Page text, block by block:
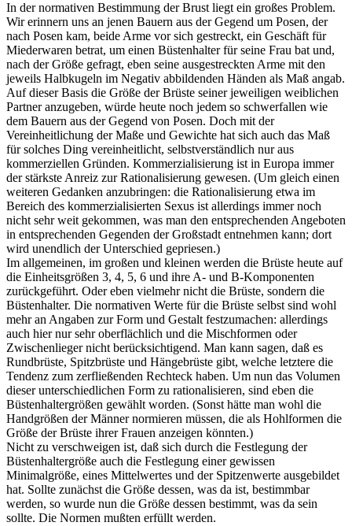
In der normativen Bestimmung der Brust liegt ein großes Problem.
Wir erinnern uns an jenen Bauern aus der Gegend um Posen, der
nach Posen kam, beide Arme vor sich gestreckt, ein Geschäft für
Miederwaren betrat, um einen Büstenhalter für seine Frau bat und,
nach der Größe gefragt, eben seine ausgestreckten Arme mit den
jeweils Halbkugeln im Negativ abbildenden Händen als Maß angab.
Auf dieser Basis die Größe der Brüste seiner jeweiligen weiblichen
Partner anzugeben, würde heute noch jedem so schwerfallen wie
dem Bauern aus der Gegend von Posen. Doch mit der
Vereinheitlichung der Maße und Gewichte hat sich auch das Maß
für solches Ding vereinheitlicht, selbstverständlich nur aus
kommerziellen Gründen. Kommerzialisierung ist in Europa immer
der stärkste Anreiz zur Rationalisierung gewesen. (Um gleich einen
weiteren Gedanken anzubringen: die Rationalisierung etwa im
Bereich des kommerzialisierten Sexus ist allerdings immer noch
nicht sehr weit gekommen, was man den entsprechenden Angeboten
in entsprechenden Gegenden der Großstadt entnehmen kann; dort
wird unendlich der Unterschied gepriesen.)
Im allgemeinen, im großen und kleinen werden die Brüste heute auf
die Einheitsgrößen 3, 4, 5, 6 und ihre A- und B-Komponenten
zurückgeführt. Oder eben vielmehr nicht die Brüste, sondern die
Büstenhalter. Die normativen Werte für die Brüste selbst sind wohl
mehr an Angaben zur Form und Gestalt festzumachen: allerdings
auch hier nur sehr oberflächlich und die Mischformen oder
Zwischenlieger nicht berücksichtigend. Man kann sagen, daß es
Rundbrüste, Spitzbrüste und Hängebrüste gibt, welche letztere die
Tendenz zum zerfließenden Rechteck haben. Um nun das Volumen
dieser unterschiedlichen Form zu rationalisieren, sind eben die
Büstenhaltergrößen gewählt worden. (Sonst hätte man wohl die
Handgrößen der Männer normieren müssen, die als Hohlformen die
Größe der Brüste ihrer Frauen anzeigen könnten.)
Nicht zu verschweigen ist, daß sich durch die Festlegung der
Büstenhaltergröße auch die Festlegung einer gewissen
Minimalgröße, eines Mittelwertes und der Spitzenwerte ausgebildet
hat. Sollte zunächst die Größe dessen, was da ist, bestimmbar
werden, so wurde nun die Größe dessen bestimmt, was da sein
sollte. Die Normen mußten erfüllt werden.